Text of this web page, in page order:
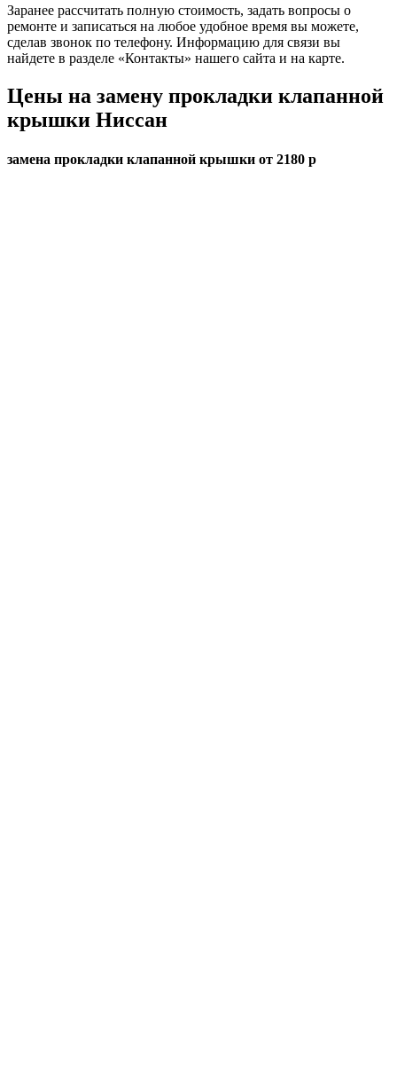
Заранее рассчитать полную стоимость, задать вопросы о
ремонте и записаться на любое удобное время вы можете,
сделав звонок по телефону. Информацию для связи вы
найдете в разделе «Контакты» нашего сайта и на карте.
Цены на замену прокладки клапанной
крышки Ниссан
замена прокладки клапанной крышки от 2180 р